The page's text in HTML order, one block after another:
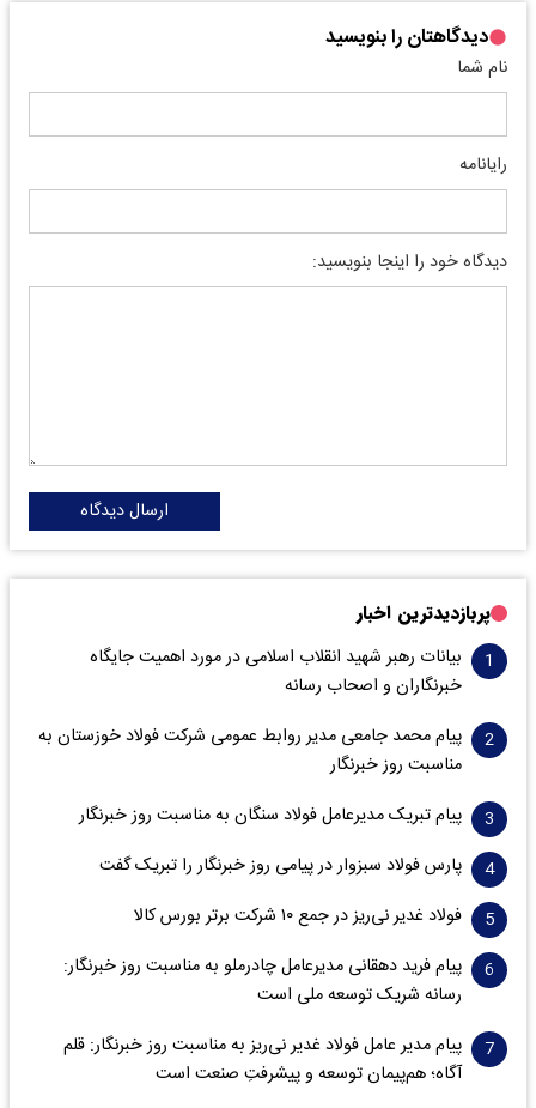
دیدگاهتان را بنویسید
نام شما
رایانامه
دیدگاه خود را اینجا بنویسید:
ارسال دیدگاه
پربازدیدترین اخبار
بیانات رهبر شهید انقلاب اسلامی در مورد اهمیت جایگاه
خبرنگاران و اصحاب رسانه
پیام محمد جامعی مدیر روابط عمومی شرکت فولاد خوزستان به
مناسبت روز خبرنگار
پیام تبریک مدیرعامل فولاد سنگان به مناسبت روز خبرنگار
پارس فولاد سبزوار در پیامی روز خبرنگار را تبریک گفت
فولاد غدیر نی‌ریز در جمع ۱۰ شرکت برتر بورس کالا
پیام فرید دهقانی مدیرعامل چادرملو به مناسبت روز خبرنگار:
رسانه شریک توسعه ملی است
پیام مدیر عامل فولاد غدیر نی‌ریز به مناسبت روز خبرنگار: قلم
آگاه؛ هم‌پیمان توسعه و پیشرفتِ صنعت است